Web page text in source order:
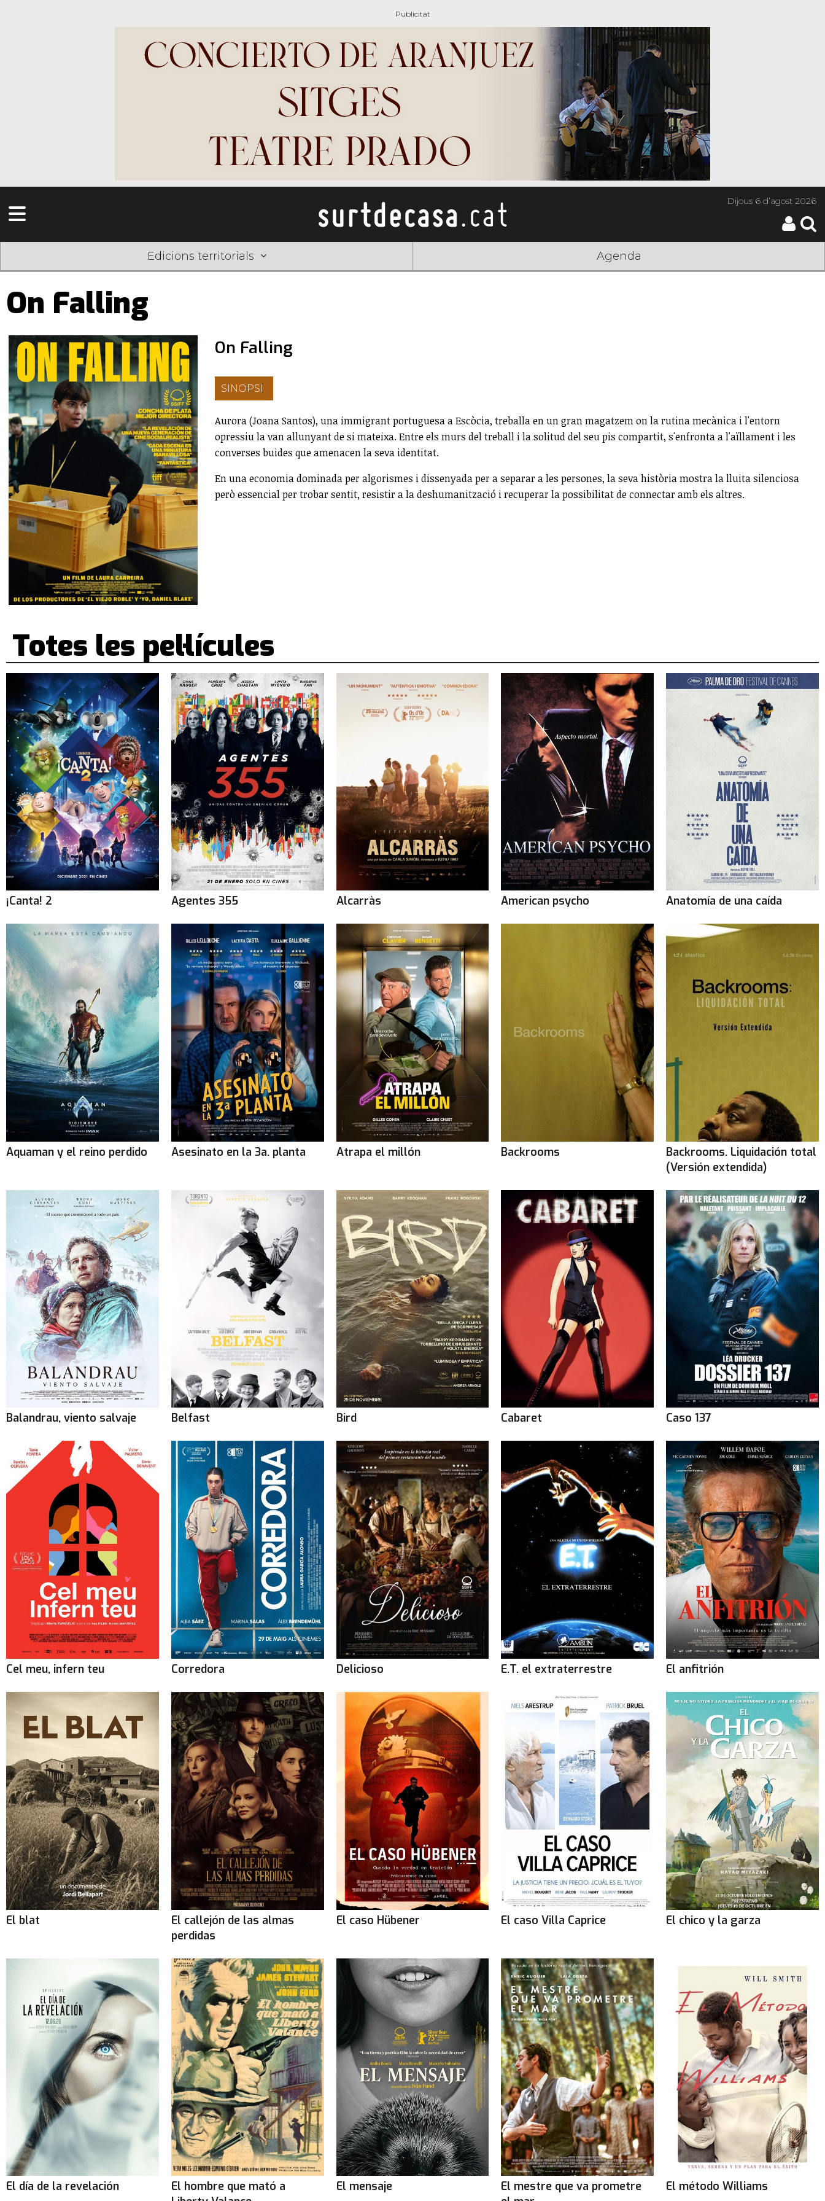
Dijous6 d’agost 2026
Edicions territorials Agenda
On Falling
On Falling
SINOPSI
Aurora (Joana Santos), una immigrant portuguesa a Escòcia, treballa en un gran magatzem on la rutina mecànica i l'entorn
opressiu la van allunyant de si mateixa. Entre els murs del treball i la solitud del seu pis compartit, s'enfronta a l'aïllament i les
converses buides que amenacen la seva identitat.
En una economia dominada per algorismes i dissenyada per a separar a les persones, la seva història mostra la lluita silenciosa
però essencial per trobar sentit, resistir a la deshumanització i recuperar la possibilitat de connectar amb els altres.
Totes les pel·lícules
¡Canta! 2 Agentes 355 Alcarràs American psycho Anatomía de una caída
Aquaman y el reino perdido Asesinato en la 3a. planta Atrapa el millón Backrooms
Backrooms. Liquidación total
(Versión extendida)
Balandrau, viento salvaje Belfast Bird Cabaret Caso 137
Cel meu, infern teu Corredora Delicioso E.T. el extraterrestre El anfitrión
El blat
El callejón de las almas
perdidas
El caso Hübener El caso Villa Caprice El chico y la garza
El día de la revelación
El hombre que mató a
El mensaje
El mestre que va prometre
El método Williams